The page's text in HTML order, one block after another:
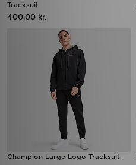
Tracksuit
400.00 kr.
Champion Large Logo Tracksuit